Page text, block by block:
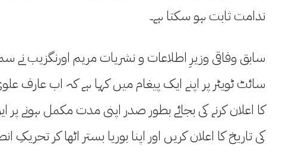
ندامت ثابت ہو سکتا ہے۔
سابق وفاقی وزیرِ اطلاعات و نشریات مریم اورنگزیب نے
سائٹ ٹویٹر پر اپنے ایک پیغام میں کہا ہے کہ اب عارف
کا اعلان کرنے کی بجائے بطور صدر اپنی مدت مکمل ہونے پر
کی تاریخ کا اعلان کریں اور اپنا بوریا بستر اٹھا کر